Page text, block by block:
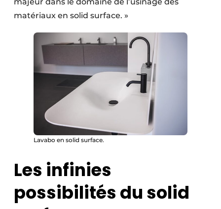
majeur dans le domaine de l’usinage des
matériaux en solid surface. »
Lavabo en solid surface.
Les infinies
possibilités du solid